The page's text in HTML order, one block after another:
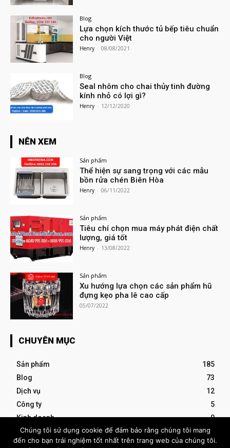
Blog
Lựa chọn kích thước tủ bếp tiêu chuẩn
cho người Việt
Henry - 08/08/2021
Blog
Seal nhôm cho chai thủy tinh đường
kính nhỏ có lợi gì?
Henry - 12/12/2020
NÊN XEM
Sản phẩm
Thể hiện sự sang trọng với các mẫu
bồn rửa chén Biên Hòa
Henry - 06/11/2022
Sản phẩm
Tiêu chí chọn mua máy phát điện chất
lượng, giá tốt
Henry - 13/08/2022
Sản phẩm
Xu hướng lựa chọn các sản phẩm hũ
đựng kẹo pha lê cao cấp
05/07/2022
CHUYÊN MỤC
Sản phẩm
185
Blog
73
Dịch vụ
12
Công ty
5
Kinh doanh
0
- Advertisement -
Chúng tôi sử dụng cookie để đảm bảo rằng chúng tôi mang
đến cho bạn trải nghiệm tốt nhất trên trang web của chúng tôi.